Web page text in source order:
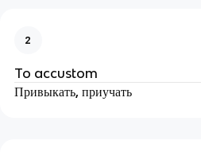
2
To accustom
Привыкать, приучать